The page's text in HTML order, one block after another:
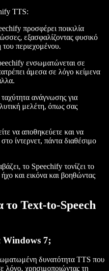
TTS:
προσφέρει ποικιλία
εξασφαλίζοντας φυσικό
περιεχομένου.
ενσωματώνεται σε
άμεσα σε λόγο κείμενα
ανάγνωσης για
μελέτη, όπως σας
να αποθηκεύετε και να
ίντερνετ, πάντα διαθέσιμο
το Speechify τονίζει το
και εικόνα και βοηθώντας
το Text-to-Speech
Windows 7;
δυνατότητα TTS που
λόγο, χρησιμοποιώντας τη